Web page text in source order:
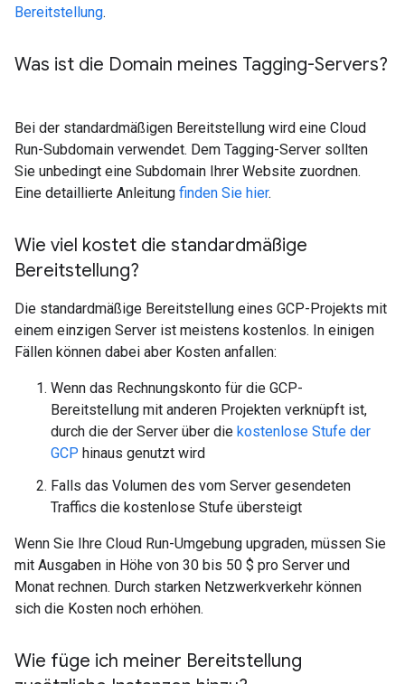
Bereitstellung.
Was ist die Domain meines Tagging-Servers?
Bei der standardmäßigen Bereitstellung wird eine Cloud
Run-Subdomain verwendet. Dem Tagging-Server sollten
Sie unbedingt eine Subdomain Ihrer Website zuordnen.
Eine detaillierte Anleitung finden Sie hier.
Wie viel kostet die standardmäßige
Bereitstellung?
Die standardmäßige Bereitstellung eines GCP-Projekts mit
einem einzigen Server ist meistens kostenlos. In einigen
Fällen können dabei aber Kosten anfallen:
Wenn das Rechnungskonto für die GCP-
Bereitstellung mit anderen Projekten verknüpft ist,
durch die der Server über die kostenlose Stufe der
GCP hinaus genutzt wird
Falls das Volumen des vom Server gesendeten
Traffics die kostenlose Stufe übersteigt
Wenn Sie Ihre Cloud Run-Umgebung upgraden, müssen Sie
mit Ausgaben in Höhe von 30 bis 50 $ pro Server und
Monat rechnen. Durch starken Netzwerkverkehr können
sich die Kosten noch erhöhen.
Wie füge ich meiner Bereitstellung